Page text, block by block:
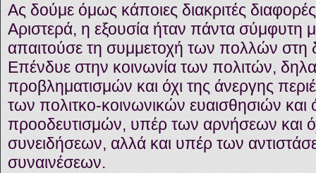
Ας δούμε όμως κάποιες διακριτές
Αριστερά, η εξουσία ήταν πάντα σύμφυτη
απαιτούσε τη συμμετοχή των πολλών στη
Επένδυε στην κοινωνία των πολιτών,
προβληματισμών και όχι της άνεργης
των πολιτκο-κοινωνικών ευαισθησιών και
προοδευτισμών, υπέρ των αρνήσεων και
συνειδήσεων, αλλά και υπέρ των
συναινέσεων.